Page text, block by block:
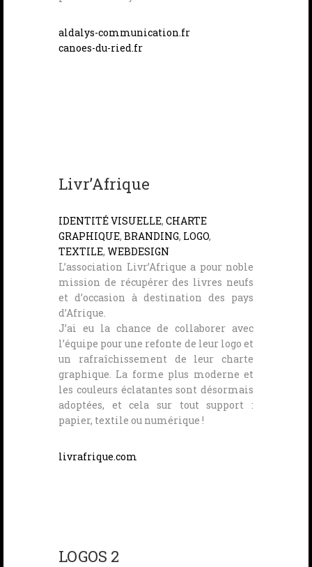
aldalys-communication.fr
canoes-du-ried.fr
Livr’Afrique
IDENTITÉ VISUELLE, CHARTE
GRAPHIQUE, BRANDING, LOGO,
TEXTILE, WEBDESIGN
L’association Livr’Afrique a pour noble
mission de récupérer des livres neufs
et d’occasion à destination des pays
d’Afrique.
J’ai eu la chance de collaborer avec
l’équipe pour une refonte de leur logo et
un rafraîchissement de leur charte
graphique. La forme plus moderne et
les couleurs éclatantes sont désormais
adoptées, et cela sur tout support :
papier, textile ou numérique !
livrafrique.com
LOGOS 2